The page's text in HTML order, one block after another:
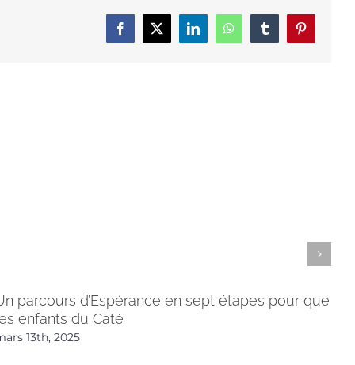
Facebook
X LinkedInWhatsAppTumblrPinterest
parcours d’Espérance en sept étapes pour que
enfants du Caté
13th, 2025